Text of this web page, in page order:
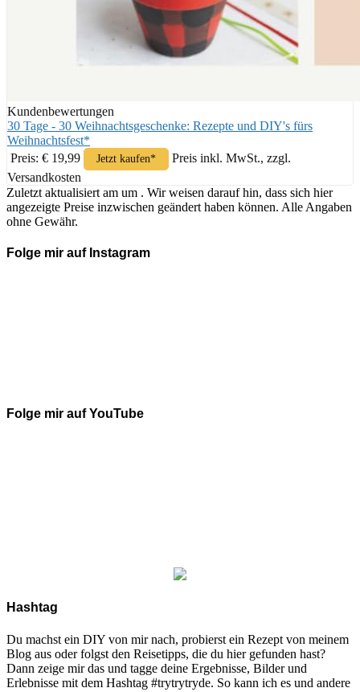
Kundenbewertungen
30 Tage - 30 Weihnachtsgeschenke: Rezepte und DIY's fürs
Weihnachtsfest*
Preis: € 19,99
Jetzt kaufen*
Preis inkl. MwSt., zzgl.
Versandkosten
Zuletzt aktualisiert am um . Wir weisen darauf hin, dass sich hier
angezeigte Preise inzwischen geändert haben können. Alle Angaben
ohne Gewähr.
Folge mir auf Instagram
Folge mir auf YouTube
Hashtag
Du machst ein DIY von mir nach, probierst ein Rezept von meinem
Blog aus oder folgst den Reisetipps, die du hier gefunden hast?
Dann zeige mir das und tagge deine Ergebnisse, Bilder und
Erlebnisse mit dem Hashtag #trytrytryde. So kann ich es und andere